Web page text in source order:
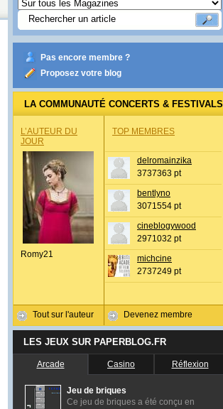
Pas encore membre ?
Proposez votre blog
LA COMMUNAUTÉ CONCERTS & FESTIVALS
L’AUTEUR DU
JOUR
Romy21
Tout sur l'auteur
TOP MEMBRES
delromainzika
3737363 pt
bentlyno
3071554 pt
cineblogywood
2971032 pt
michcine
2737249 pt
Devenez membre
LES JEUX SUR PAPERBLOG.FR
Arcade Casino Réflexion
Jeu de briques
Ce jeu de briques a été conçu en